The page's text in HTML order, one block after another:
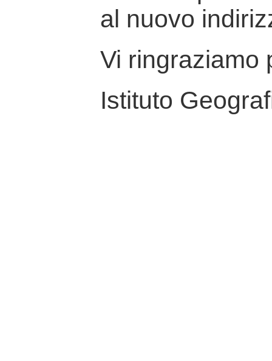
al nuovo
Vi ringraziamo
Istituto